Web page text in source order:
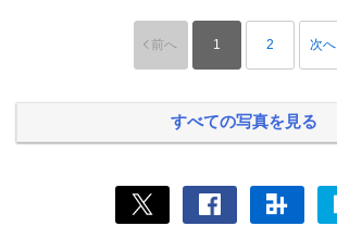
前へ 1 2 次へ
すべての写真を見る